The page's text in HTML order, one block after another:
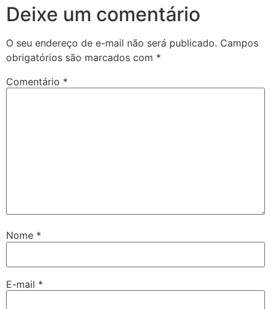
Deixe um comentário
O seu endereço de e-mail não será publicado. Campos
obrigatórios são marcados com *
Comentário *
Nome *
E-mail *